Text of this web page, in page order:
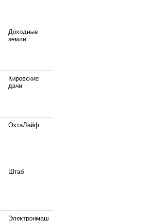
Доходные
земли
Кировские
дачи
ОхтаЛайф
Штаб
Электронмаш